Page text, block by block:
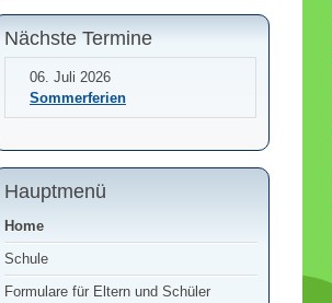
Nächste Termine
06. Juli 2026
Sommerferien
Hauptmenü
Home
Schule
Formulare für Eltern und Schüler